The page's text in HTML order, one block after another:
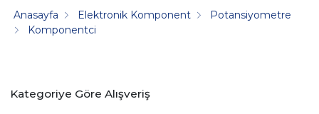
Anasayfa Elektronik Komponent
Potansiyometre
Komponentci
Kategoriye Göre Alışveriş